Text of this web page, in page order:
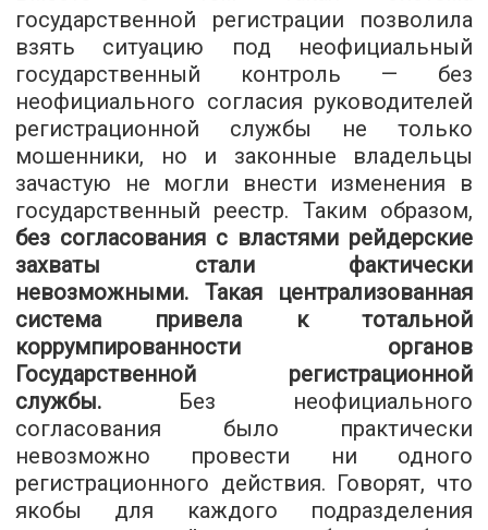
государственной регистрации позволила
взять ситуацию под неофициальный
государственный контроль — без
неофициального согласия руководителей
регистрационной службы не только
мошенники, но и законные владельцы
зачастую не могли внести изменения в
государственный реестр. Таким образом,
без согласования с властями рейдерские
захваты стали фактически
невозможными. Такая централизованная
система привела к тотальной
коррумпированности органов
Государственной регистрационной
службы. Без неофициального
согласования было практически
невозможно провести ни одного
регистрационного действия. Говорят, что
якобы для каждого подразделения